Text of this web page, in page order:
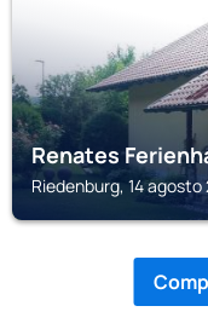
Renates
Riedenburg, 14